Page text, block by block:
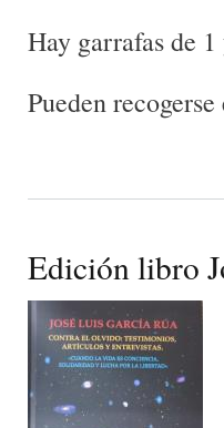
Hay garrafas de
Pueden
Edición libro